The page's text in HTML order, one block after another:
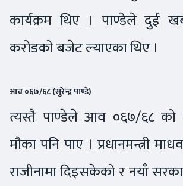
कार्यक्रम थिए । पाण्डेले दुई
करोडको बजेट ल्याएका थिए ।
आव ०६७/६८ (सुरेन्द्र पाण्डे)
त्यस्तै पाण्डेले आव ०६७/६८
मौका पनि पाए । प्रधानमन्त्री
राजीनामा दिइसकेको र नयाँ